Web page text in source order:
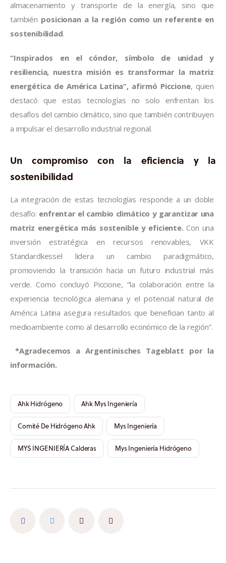
almacenamiento y transporte de la energía, sino que
también posicionan a la región como un referente en
sostenibilidad.
“Inspirados en el cóndor, símbolo de unidad y
resiliencia, nuestra misión es transformar la matriz
energética de América Latina”, afirmó Piccione, quien
destacó que estas tecnologías no solo enfrentan los
desafíos del cambio climático, sino que también contribuyen
a impulsar el desarrollo industrial regional.
Un compromiso con la eficiencia y la
sostenibilidad
La integración de estas tecnologías responde a un doble
desafío: enfrentar el cambio climático y garantizar una
matriz energética más sostenible y eficiente. Con una
inversión estratégica en recursos renovables, VKK
Standardkessel lidera un cambio paradigmático,
promoviendo la transición hacia un futuro industrial más
verde. Como concluyó Piccione, “la colaboración entre la
experiencia tecnológica alemana y el potencial natural de
América Latina asegura resultados que benefician tanto al
medioambiente como al desarrollo económico de la región”.
*Agradecemos a Argentinisches Tageblatt por la
información.
Ahk Hidrógeno Ahk Mys Ingeniería
Comité De Hidrógeno Ahk Mys Ingeniería
MYS INGENIERÍA Calderas Mys Ingeniería Hidrógeno